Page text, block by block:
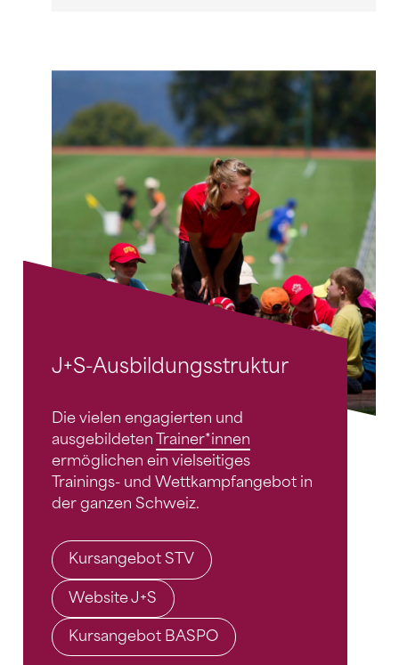
J+S-Ausbildungsstruktur
Die vielen engagierten und
ausgebildeten Trainer*innen
ermöglichen ein vielseitiges
Trainings- und Wettkampfangebot in
der ganzen Schweiz.
Kursangebot STV
Website J+S
Kursangebot BASPO